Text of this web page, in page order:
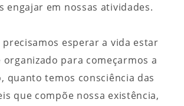
engajar em nossas atividades.
precisamos esperar a vida estar
para começarmos a
quanto temos consciência das
que compõe nossa existência,